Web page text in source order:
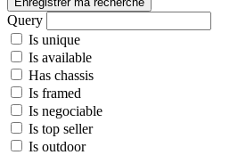
Query
Is unique
Is available
Has chassis
Is framed
Is negociable
Is top seller
Is outdoor